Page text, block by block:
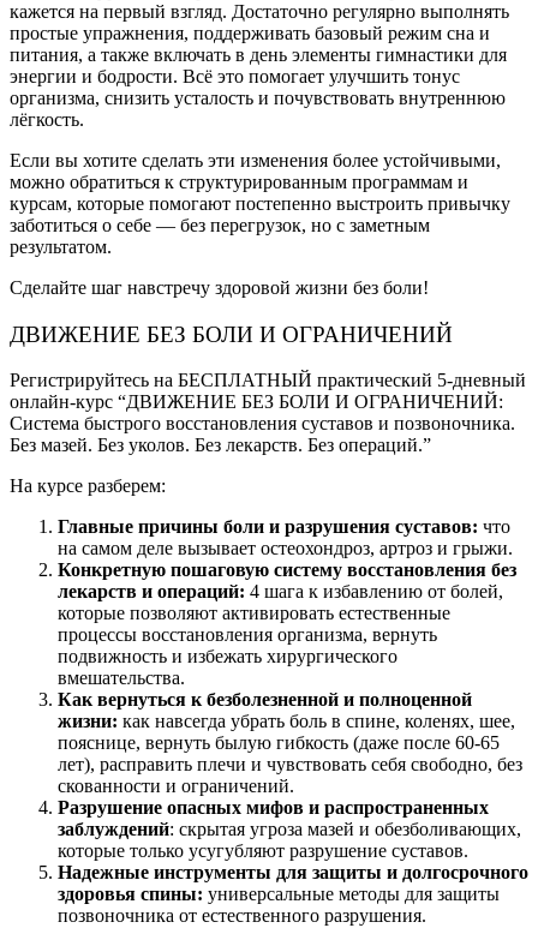
кажется на первый взгляд. Достаточно регулярно выполнять
простые упражнения, поддерживать базовый режим сна и
питания, а также включать в день элементы гимнастики для
энергии и бодрости. Всё это помогает улучшить тонус
организма, снизить усталость и почувствовать внутреннюю
лёгкость.
Если вы хотите сделать эти изменения более устойчивыми,
можно обратиться к структурированным программам и
курсам, которые помогают постепенно выстроить привычку
заботиться о себе — без перегрузок, но с заметным
результатом.
Сделайте шаг навстречу здоровой жизни без боли!
ДВИЖЕНИЕ БЕЗ БОЛИ И ОГРАНИЧЕНИЙ
Регистрируйтесь на БЕСПЛАТНЫЙ практический 5-дневный
онлайн-курс “ДВИЖЕНИЕ БЕЗ БОЛИ И ОГРАНИЧЕНИЙ:
Система быстрого восстановления суставов и позвоночника.
Без мазей. Без уколов. Без лекарств. Без операций.”
На курсе разберем:
Главные причины боли и разрушения суставов: что
на самом деле вызывает остеохондроз, артроз и грыжи.
Конкретную пошаговую систему восстановления без
лекарств и операций: 4 шага к избавлению от болей,
которые позволяют активировать естественные
процессы восстановления организма, вернуть
подвижность и избежать хирургического
вмешательства.
Как вернуться к безболезненной и полноценной
жизни: как навсегда убрать боль в спине, коленях, шее,
пояснице, вернуть былую гибкость (даже после 60-65
лет), расправить плечи и чувствовать себя свободно, без
скованности и ограничений.
Разрушение опасных мифов и распространенных
заблуждений: скрытая угроза мазей и обезболивающих,
которые только усугубляют разрушение суставов.
Надежные инструменты для защиты и долгосрочного
здоровья спины: универсальные методы для защиты
позвоночника от естественного разрушения.